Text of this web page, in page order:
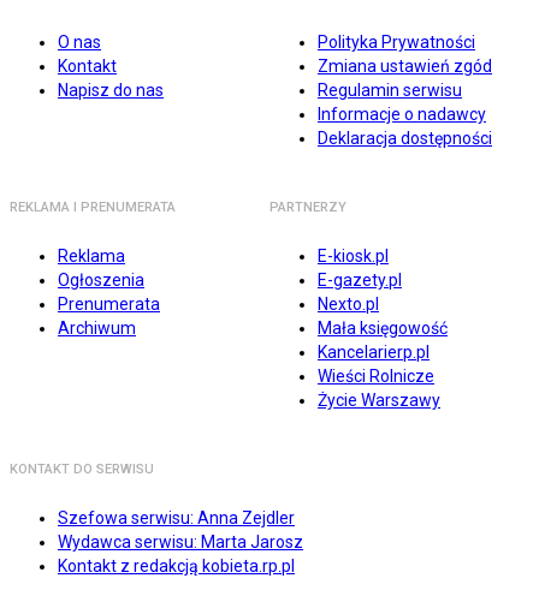
O nas
Kontakt
Napisz do nas
Polityka Prywatności
Zmiana ustawień zgód
Regulamin serwisu
Informacje o nadawcy
Deklaracja dostępności
REKLAMA I PRENUMERATA
Reklama
Ogłoszenia
Prenumerata
Archiwum
PARTNERZY
E-kiosk.pl
E-gazety.pl
Nexto.pl
Mała księgowość
Kancelarierp.pl
Wieści Rolnicze
Życie Warszawy
KONTAKT DO SERWISU
Szefowa serwisu: Anna Zejdler
Wydawca serwisu: Marta Jarosz
Kontakt z redakcją kobieta.rp.pl